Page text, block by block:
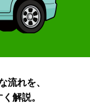
流れを、
解説。